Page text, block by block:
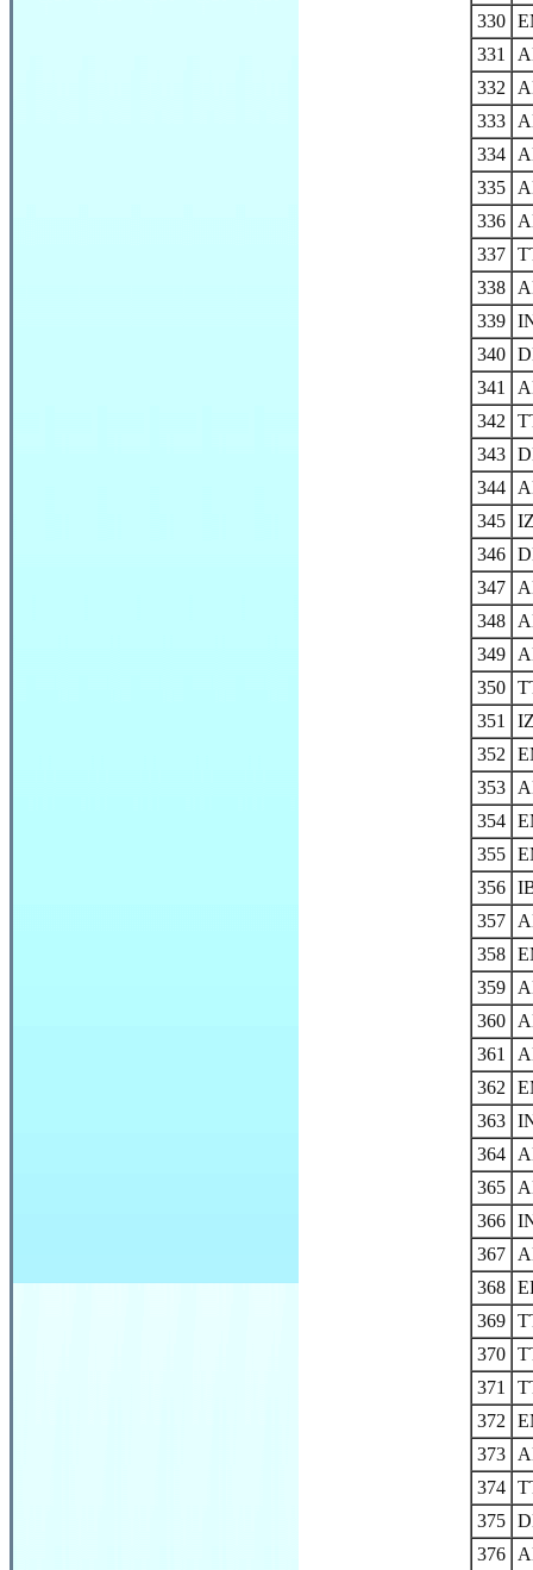
330
331
332
333
334
335
336
337
338
339
340
341
342
343
344
345
346
347
348
349
350
351
352
353
354
355
356
357
358
359
360
361
362
363
364
365
366
367
368
369
370
371
372
373
374
375
376